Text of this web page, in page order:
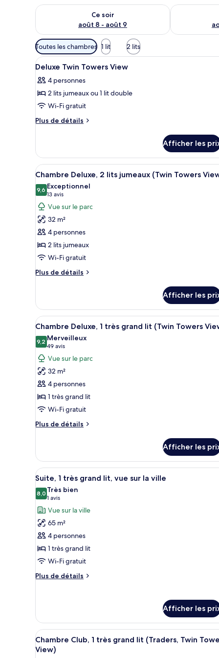
Ce soir
août 8 - août 9
Vérifier la disponibilité pour ce soir août 8 - août 9
Vérifier la
Filtres
disponibles
pour
chambres
Toutes les chambres 1 lit 2 lits
Afficher
toutes
les
photos
pour
ce
chambre :
Deluxe
Twin
Towers
View
Literie hypoallergénique,
9
Deluxe Twin Towers View
4 personnes
2 lits jumeaux ou 1 lit double
Wi-Fi gratuit
Plus de détails
Plus
Deluxe
Twin
Towers
View
Afficher les
Afficher
toutes
les
photos
pour
ce
type
de
chambre :
Chambre
lits
jumeaux
(Twin
Towers
View)
Une chambre d’hôtel
9
Chambre Deluxe, 2 lits jumeaux (Twin Towers
9,69,6 sur 10
Exceptionnel
13 avis
(13 avis)
Vue sur le parc
32 m²
4 personnes
2 lits jumeaux
Wi-Fi gratuit
Plus de détails
Plus
Chambre
Deluxe,
2
jumeaux
(Twin
Towers
View)
Afficher les
Afficher
toutes
les
photos
pour
ce
type
de
chambre :
Chambre
très
grand
lit
(Twin
Towers
View)
Une chambre d’hôtel
7
Chambre Deluxe, 1 très grand lit (Twin Towers
9,29,2 sur 10
Merveilleux
49 avis
(49 avis)
Vue sur le parc
32 m²
4 personnes
1 très grand lit
Wi-Fi gratuit
Plus de détails
Plus
Chambre
Deluxe,
1
très
grand
(Twin
Towers
View)
Afficher les
Afficher
toutes
les
photos
pour
ce
type
de
chambre :
Suite,
lit,
vue
sur
la
Une chambre d’hôtel avec
10
Suite, 1 très grand lit, vue sur la ville
8,08,0 sur 10
Très bien
1 avis
(1 avis)
Vue sur la ville
65 m²
4 personnes
1 très grand lit
Wi-Fi gratuit
Plus de détails
Plus
1
très
grand
lit,
vue
Afficher les
Afficher
toutes
Une chambre d’hôtel
8
Chambre Club, 1 très grand lit (Traders, Twin
View)